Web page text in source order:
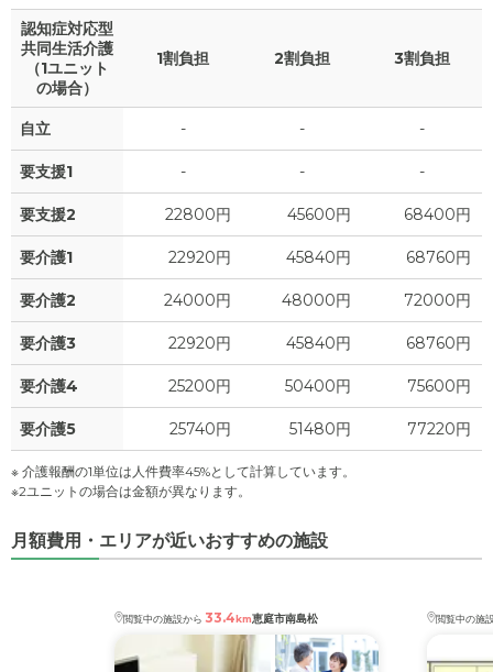
1/1
認知症対応型
共同生活介護
（1ユニット
の場合）
1割負担 2割負担 3割負担
自立 - - -
要支援1 - - -
要支援2 22800円 45600円 68400円
要介護1 22920円 45840円 68760円
要介護2 24000円 48000円 72000円
要介護3 22920円 45840円 68760円
要介護4 25200円 50400円 75600円
要介護5 25740円 51480円 77220円
※ 介護報酬の1単位は人件費率45%として計算しています。
※2ユニットの場合は金額が異なります。
月額費用・エリアが近いおすすめの施設
閲覧中の施設から 33.4km恵庭市南島松 閲覧中の施